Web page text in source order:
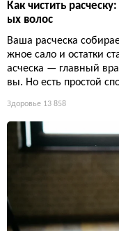
Как чистить
ых волос
Ваша расческа
жное сало и остатки
асческа — главный
вы. Но есть простой
Здоровье 13 858